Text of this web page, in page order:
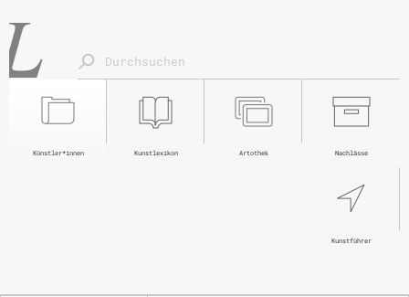
Nachlässe
Artothek
Kunstlexikon
Künstler*innen
Kunstführer